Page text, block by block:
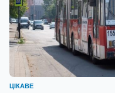
ЦІКАВЕ